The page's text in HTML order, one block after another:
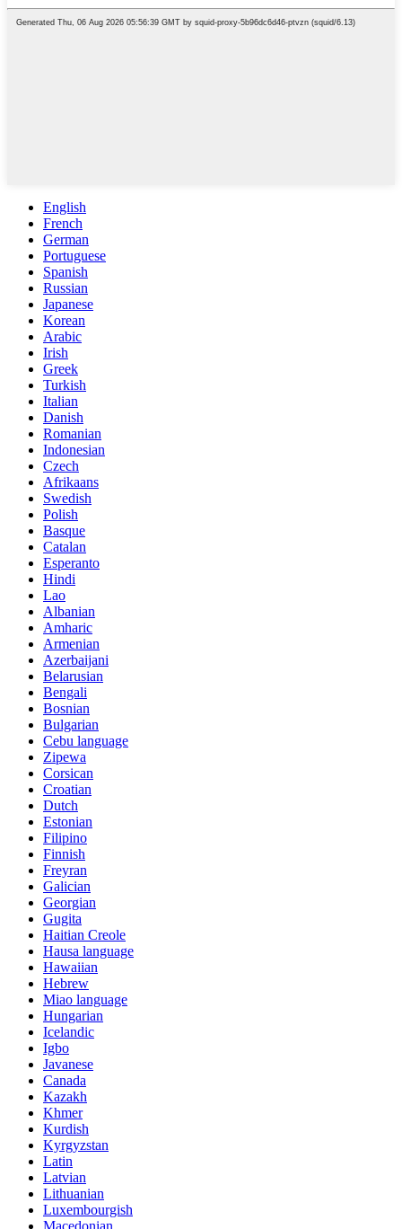
English
French
German
Portuguese
Spanish
Russian
Japanese
Korean
Arabic
Irish
Greek
Turkish
Italian
Danish
Romanian
Indonesian
Czech
Afrikaans
Swedish
Polish
Basque
Catalan
Esperanto
Hindi
Lao
Albanian
Amharic
Armenian
Azerbaijani
Belarusian
Bengali
Bosnian
Bulgarian
Cebu language
Zipewa
Corsican
Croatian
Dutch
Estonian
Filipino
Finnish
Freyran
Galician
Georgian
Gugita
Haitian Creole
Hausa language
Hawaiian
Hebrew
Miao language
Hungarian
Icelandic
Igbo
Javanese
Canada
Kazakh
Khmer
Kurdish
Kyrgyzstan
Latin
Latvian
Lithuanian
Luxembourgish
Macedonian